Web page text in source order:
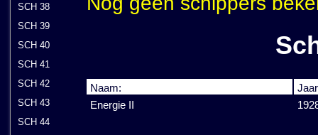
SCH 38
SCH 39
SCH 40
SCH 41
SCH 42
SCH 43
SCH 44
Naam:
Energie II